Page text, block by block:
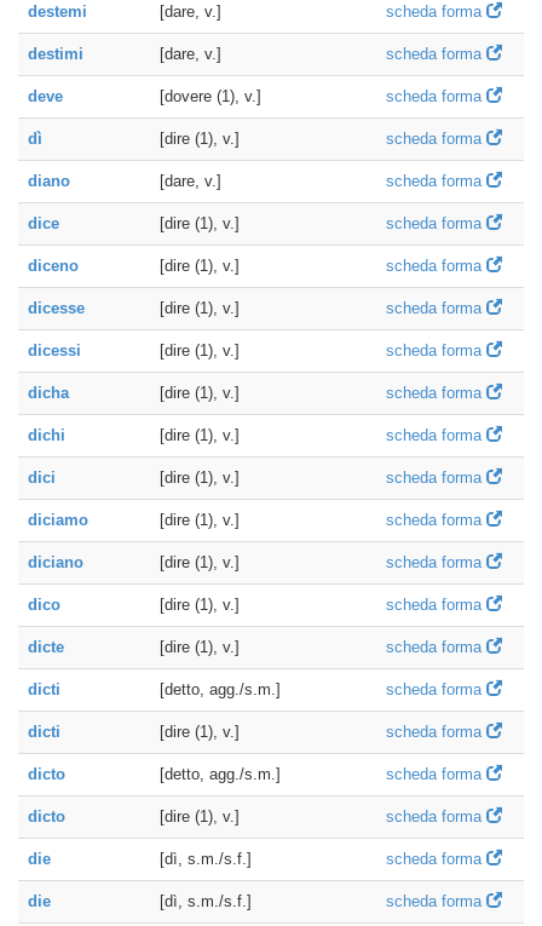
destemi [dare, v.] scheda forma
destimi [dare, v.] scheda forma
deve [dovere (1), v.] scheda forma
dì [dire (1), v.] scheda forma
diano [dare, v.] scheda forma
dice [dire (1), v.] scheda forma
diceno [dire (1), v.] scheda forma
dicesse [dire (1), v.] scheda forma
dicessi [dire (1), v.] scheda forma
dicha [dire (1), v.] scheda forma
dichi [dire (1), v.] scheda forma
dici [dire (1), v.] scheda forma
diciamo [dire (1), v.] scheda forma
diciano [dire (1), v.] scheda forma
dico [dire (1), v.] scheda forma
dicte [dire (1), v.] scheda forma
dicti [detto, agg./s.m.] scheda forma
dicti [dire (1), v.] scheda forma
dicto [detto, agg./s.m.] scheda forma
dicto [dire (1), v.] scheda forma
die [dì, s.m./s.f.] scheda forma
die [dì, s.m./s.f.] scheda forma